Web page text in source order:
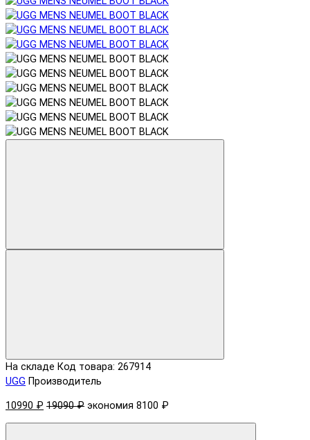
На складе Код товара: 267914
UGG Производитель
10990 ₽ 19090 ₽ экономия 8100 ₽